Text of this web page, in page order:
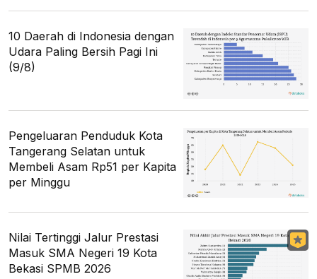
10 Daerah di Indonesia dengan
Udara Paling Bersih Pagi Ini
(9/8)
Pengeluaran Penduduk Kota
Tangerang Selatan untuk
Membeli Asam Rp51 per Kapita
per Minggu
Nilai Tertinggi Jalur Prestasi
Masuk SMA Negeri 19 Kota
Bekasi SPMB 2026